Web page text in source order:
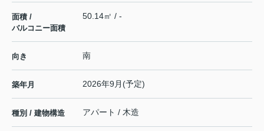
面積 /
バルコニー面積
50.14㎡ / -
向き 南
築年月 2026年9月(予定)
種別 / 建物構造 アパート / 木造